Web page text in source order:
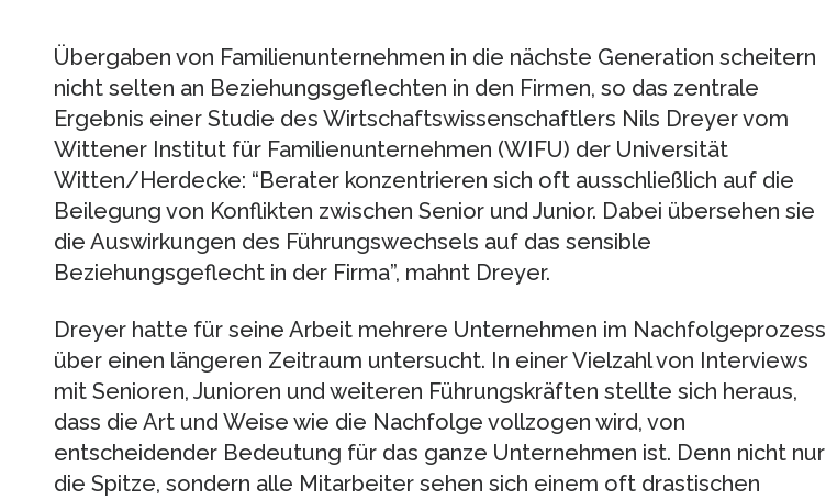
Übergaben von Familienunternehmen in die nächste Generation scheitern
nicht selten an Beziehungsgeflechten in den Firmen, so das zentrale
Ergebnis einer Studie des Wirtschaftswissenschaftlers Nils Dreyer vom
Wittener Institut für Familienunternehmen (WIFU) der Universität
Witten/Herdecke: “Berater konzentrieren sich oft ausschließlich auf die
Beilegung von Konflikten zwischen Senior und Junior. Dabei übersehen sie
die Auswirkungen des Führungswechsels auf das sensible
Beziehungsgeflecht in der Firma”, mahnt Dreyer.
Dreyer hatte für seine Arbeit mehrere Unternehmen im Nachfolgeprozess
über einen längeren Zeitraum untersucht. In einer Vielzahl von Interviews
mit Senioren, Junioren und weiteren Führungskräften stellte sich heraus,
dass die Art und Weise wie die Nachfolge vollzogen wird, von
entscheidender Bedeutung für das ganze Unternehmen ist. Denn nicht nur
die Spitze, sondern alle Mitarbeiter sehen sich einem oft drastischen